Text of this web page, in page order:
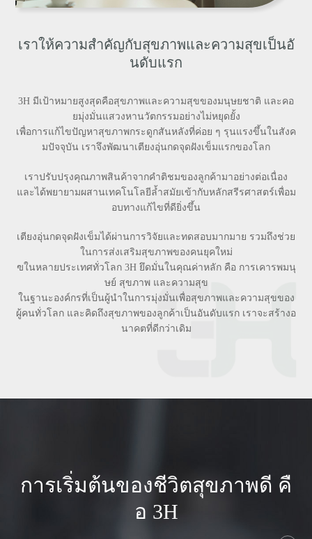
เราให้ความสำคัญกับสุขภาพและความสุขเป็นอั
นดับแรก
3H มีเป้าหมายสูงสุดคือสุขภาพและความสุขของมนุษยชาติ และคอ
ยมุ่งมั่นแสวงหานวัตกรรมอย่างไม่หยุดยั้ง
เพื่อการแก้ไขปัญหาสุขภาพกระดูกสันหลังที่ค่อย ๆ รุนแรงขึ้นในสังค
มปัจจุบัน เราจึงพัฒนาเตียงอุ่นกดจุดฝังเข็มแรกของโลก
เราปรับปรุงคุณภาพสินค้าจากคำติชมของลูกค้ามาอย่างต่อเนื่อง
และได้พยายามผสานเทคโนโลยีล้ำสมัยเข้ากับหลักสรีรศาสตร์เพื่อม
อบทางแก้ไขที่ดียิ่งขึ้น
เตียงอุ่นกดจุดฝังเข็มได้ผ่านการวิจัยและทดสอบมากมาย รวมถึงช่วย
ในการส่งเสริมสุขภาพของคนยุคใหม่
ฃในหลายประเทศทั่วโลก 3H ยึดมั่นในคุณค่าหลัก คือ การเคารพมนุ
ษย์ สุขภาพ และความสุข
ในฐานะองค์กรที่เป็นผู้นำในการมุ่งมั่นเพื่อสุขภาพและความสุขของ
ผู้คนทั่วโลก และคิดถึงสุขภาพของลูกค้าเป็นอันดับแรก เราจะสร้างอ
นาคตที่ดีกว่าเดิม
การเริ่มต้นของชีวิตสุขภาพดี คื
อ 3H